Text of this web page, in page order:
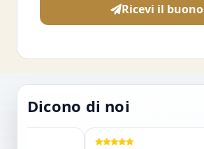
Ricevi il buono
Dicono di noi